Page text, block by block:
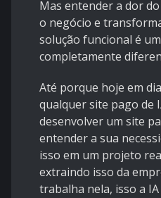
Mas entender a dor
o negócio e
solução funcional é
completamente
Até porque hoje em
qualquer site pago de
desenvolver um site
entender a sua
isso em um projeto
extraindo isso da
trabalha nela, isso a